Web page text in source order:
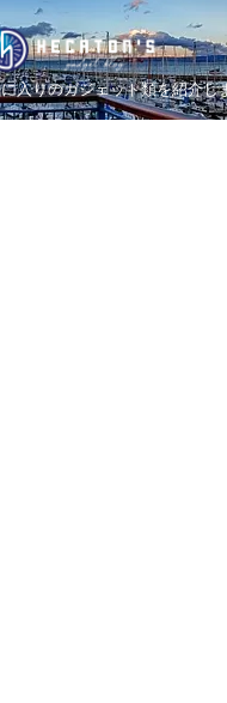
入りのガジェット類を紹介し